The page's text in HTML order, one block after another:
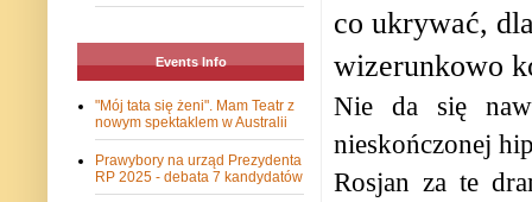
co ukrywać,
wizerunkowo
Nie da się
nieskończonej
Rosjan za te
Events Info
"Mój tata się żeni". Mam Teatr z
nowym spektaklem w Australii
Prawybory na urząd Prezydenta
RP 2025 - debata 7 kandydatów